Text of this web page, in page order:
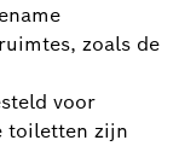
zoals de
voor
toiletten zijn